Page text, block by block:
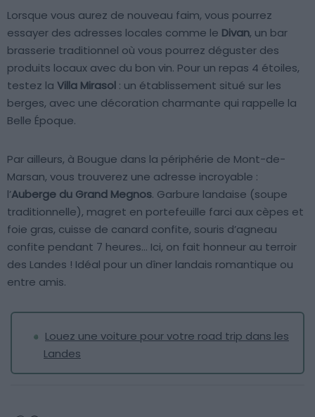
Lorsque vous aurez de nouveau faim, vous pourrez
essayer des adresses locales comme le Divan, un bar
brasserie traditionnel où vous pourrez déguster des
produits locaux avec du bon vin. Pour un repas 4 étoiles,
testez la Villa Mirasol : un établissement situé sur les
berges, avec une décoration charmante qui rappelle la
Belle Époque.
Par ailleurs, à Bougue dans la périphérie de Mont-de-
Marsan, vous trouverez une adresse incroyable :
l’Auberge du Grand Megnos. Garbure landaise (soupe
traditionnelle), magret en portefeuille farci aux cèpes et
foie gras, cuisse de canard confite, souris d’agneau
confite pendant 7 heures… Ici, on fait honneur au terroir
des Landes ! Idéal pour un dîner landais romantique ou
entre amis.
Louez une voiture pour votre road trip dans les
Landes